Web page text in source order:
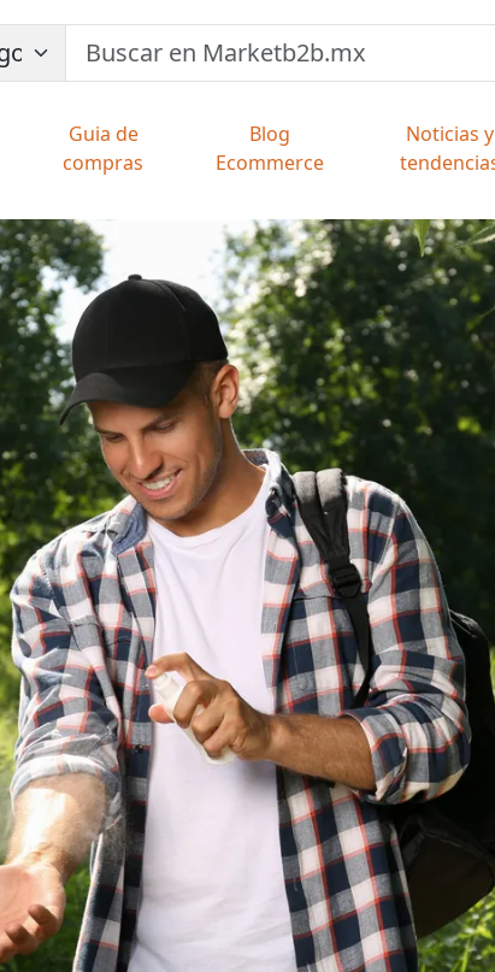
Guia de
compras
Blog
Ecommerce
Noticias y